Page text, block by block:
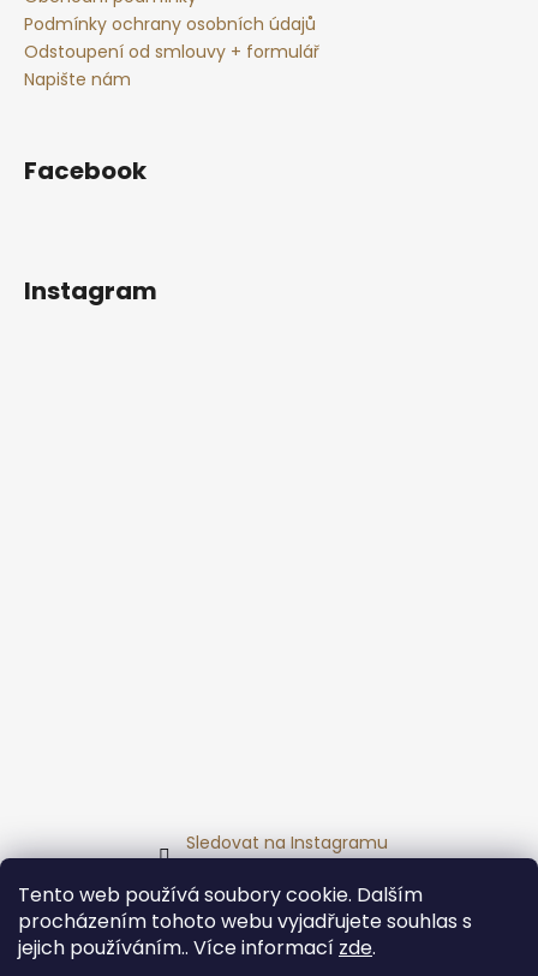
Tento web používá soubory cookie. Dalším
procházením tohoto webu vyjadřujete souhlas s
jejich používáním.. Více informací zde.
Podmínky ochrany osobních údajů
Odstoupení od smlouvy + formulář
Napište nám
Facebook
Instagram
Sledovat na Instagramu
Přijímáme online platby